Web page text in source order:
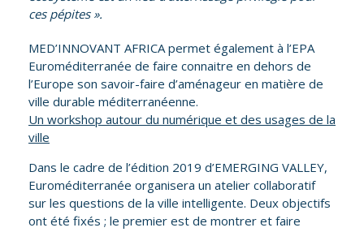
ces pépites ».
MED’INNOVANT AFRICA permet également à l’EPA
Euroméditerranée de faire connaitre en dehors de
l’Europe son savoir-faire d’aménageur en matière de
ville durable méditerranéenne.
Un workshop autour du numérique et des usages de la
ville
Dans le cadre de l’édition 2019 d’EMERGING VALLEY,
Euroméditerranée organisera un atelier collaboratif
sur les questions de la ville intelligente. Deux objectifs
ont été fixés ; le premier est de montrer et faire